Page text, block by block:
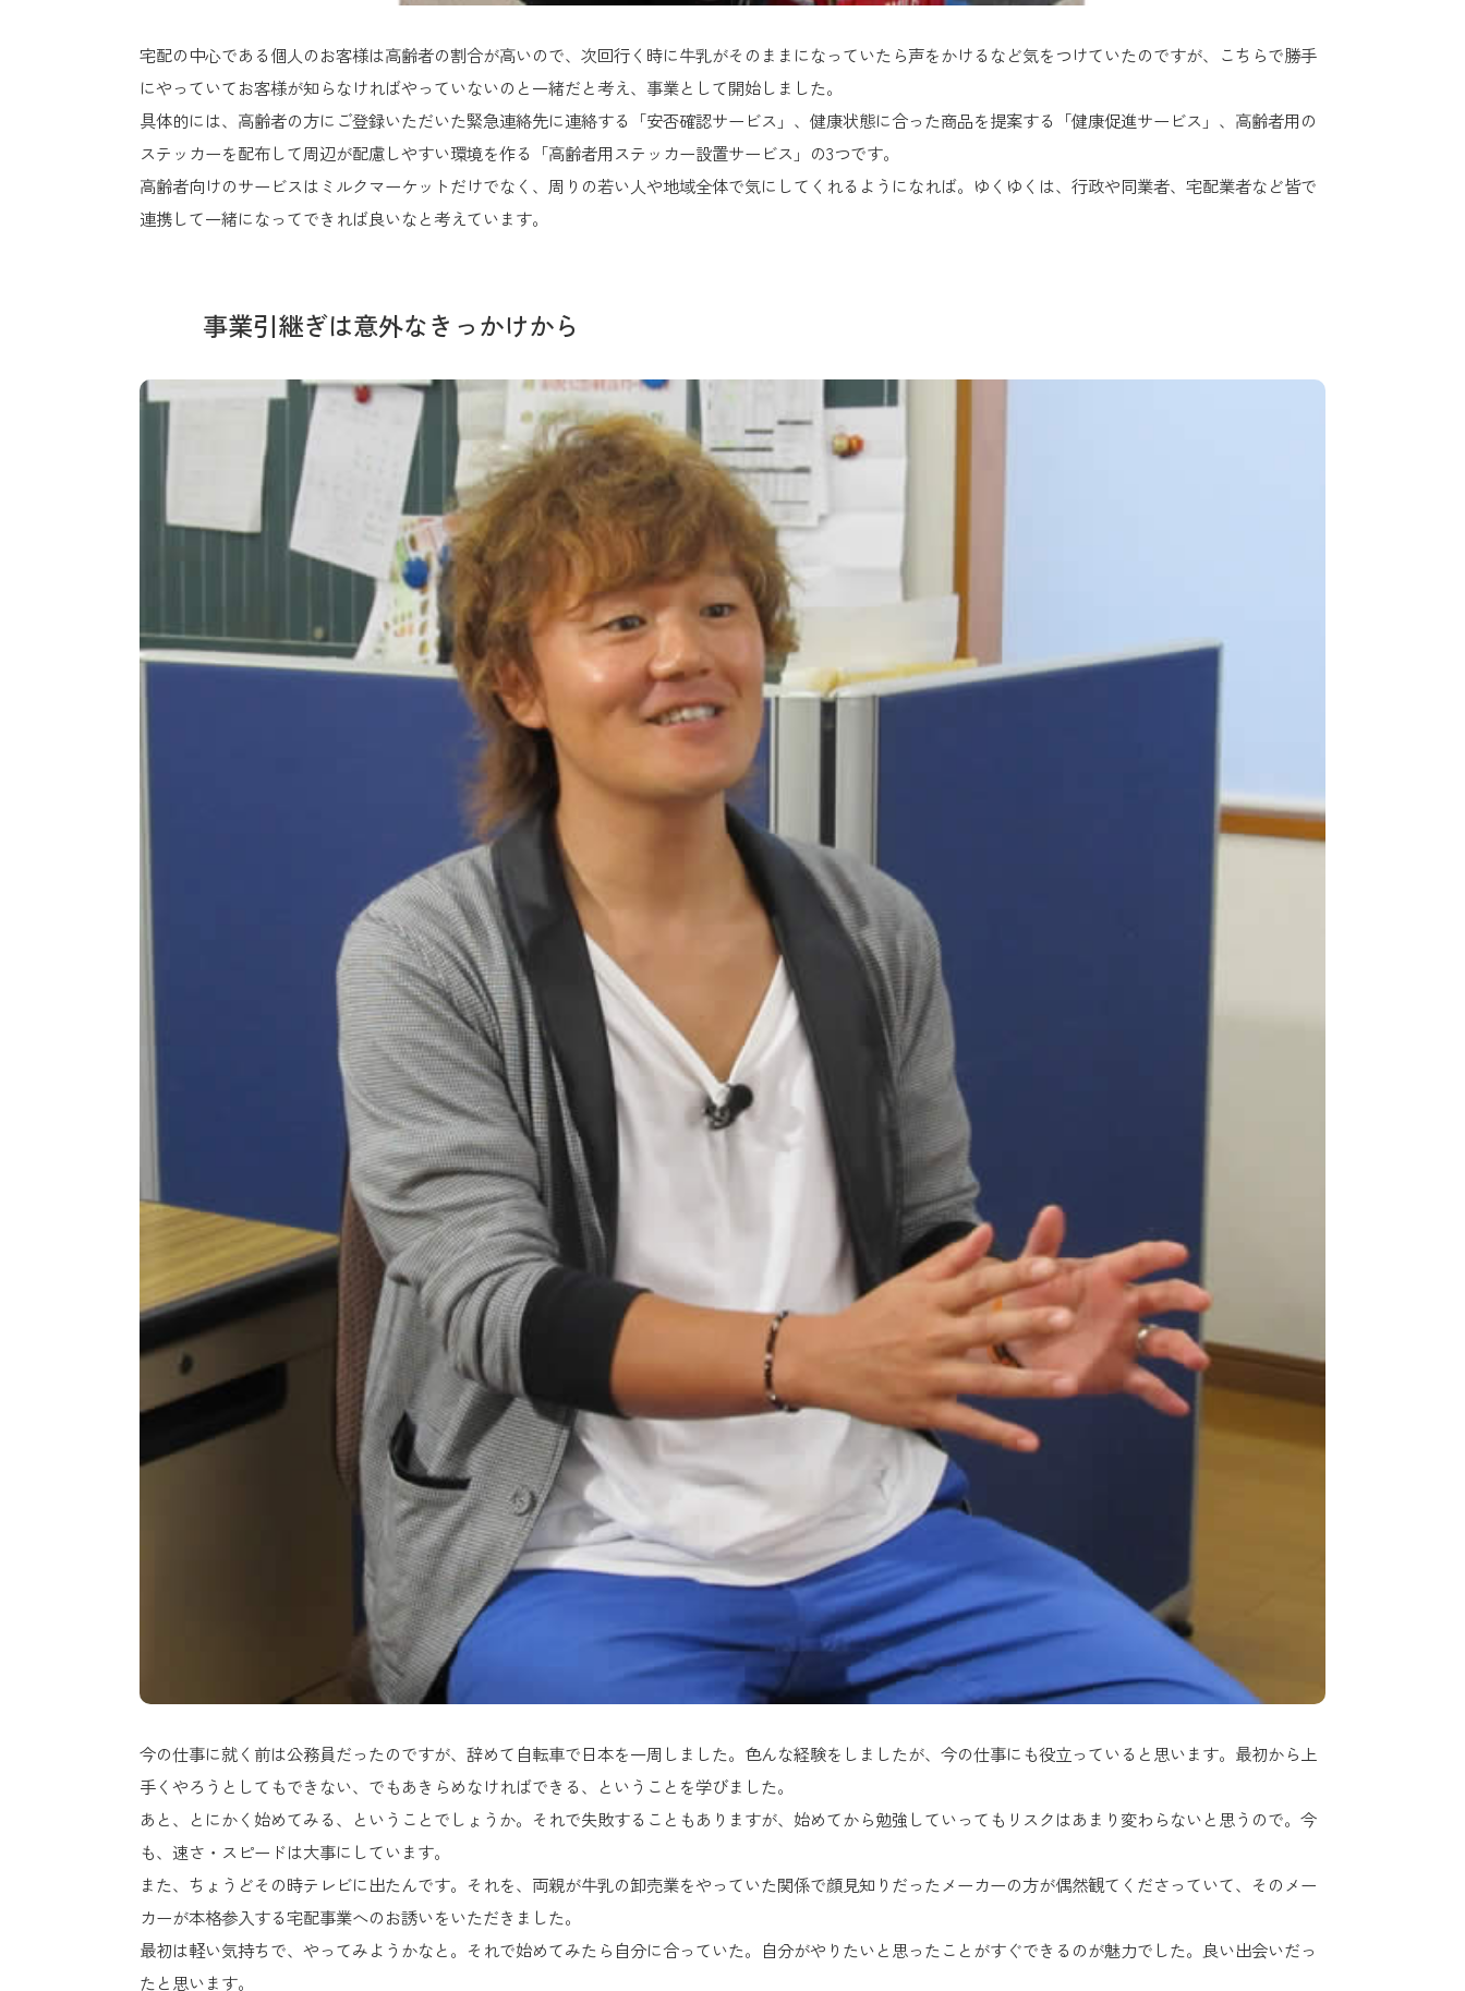
宅配の中心である個人のお客様は高齢者の割合が高いので、次回行く時に牛乳がそのままになっていたら声をかけるなど気をつけていたのですが、こちらで勝手
にやっていてお客様が知らなければやっていないのと一緒だと考え、事業として開始しました。
具体的には、高齢者の方にご登録いただいた緊急連絡先に連絡する「安否確認サービス」、健康状態に合った商品を提案する「健康促進サービス」、高齢者用の
ステッカーを配布して周辺が配慮しやすい環境を作る「高齢者用ステッカー設置サービス」の3つです。
高齢者向けのサービスはミルクマーケットだけでなく、周りの若い人や地域全体で気にしてくれるようになれば。ゆくゆくは、行政や同業者、宅配業者など皆で
連携して一緒になってできれば良いなと考えています。
事業引継ぎは意外なきっかけから
今の仕事に就く前は公務員だったのですが、辞めて自転車で日本を一周しました。色んな経験をしましたが、今の仕事にも役立っていると思います。最初から上
手くやろうとしてもできない、でもあきらめなければできる、ということを学びました。
あと、とにかく始めてみる、ということでしょうか。それで失敗することもありますが、始めてから勉強していってもリスクはあまり変わらないと思うので。今
も、速さ・スピードは大事にしています。
また、ちょうどその時テレビに出たんです。それを、両親が牛乳の卸売業をやっていた関係で顔見知りだったメーカーの方が偶然観てくださっていて、そのメー
カーが本格参入する宅配事業へのお誘いをいただきました。
最初は軽い気持ちで、やってみようかなと。それで始めてみたら自分に合っていた。自分がやりたいと思ったことがすぐできるのが魅力でした。良い出会いだっ
たと思います。